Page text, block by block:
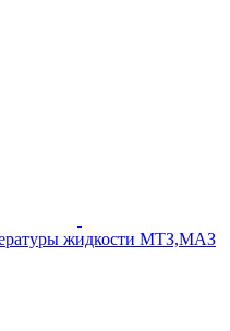
жидкости МТЗ,МАЗ